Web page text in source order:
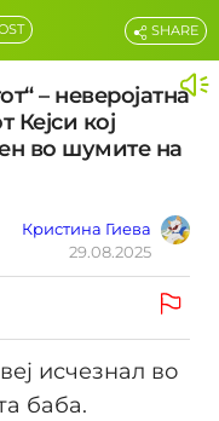
– неверојатна
кој
во шумите на
Кристина Гиева
29.08.2025
SHARE
исчезнал во
баба.